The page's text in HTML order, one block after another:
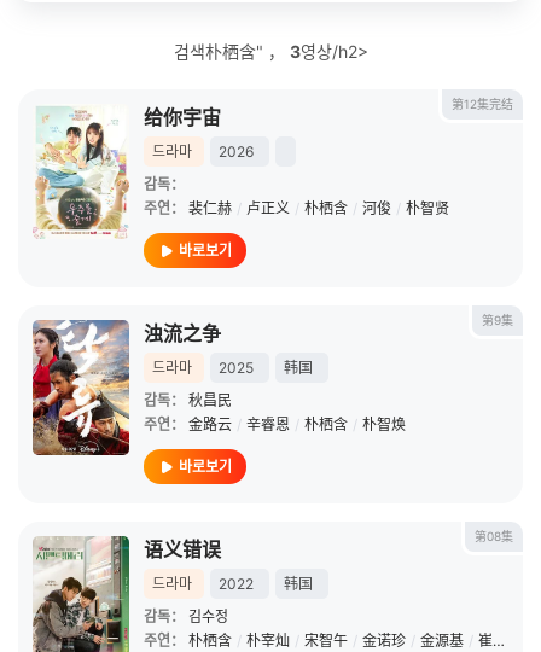
검색朴栖含" ， 3영상/h2>
第12集完结
给你宇宙
드라마
2026
감독：
주연：
裴仁赫 / 卢正义 / 朴栖含 / 河俊 / 朴智贤
바로보기
第9集
浊流之争
드라마 2025
韩国
감독：
秋昌民
주연：
金路云 / 辛睿恩 / 朴栖含 / 朴智焕
바로보기
第08集
语义错误
드라마 2022
韩国
감독：
김수정
주연：
朴栖含 / 朴宰灿 / 宋智午 / 金诺珍 / 金源基 / 崔秀简